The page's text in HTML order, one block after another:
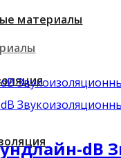
материалы
dB